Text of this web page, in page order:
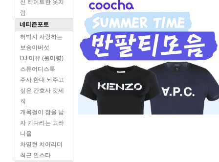
신 타이트한 옷차
림
네티즌포토
허벅지 자랑하는
보송이버섯
DJ 미유 (원미령)
스튜어디스룩
주사 한대 놔주고
싶은 간호사 갓세
희
개목걸이 잡을 남
자 기다리는 고라
니율
차영현 치어리더
최근 인스타